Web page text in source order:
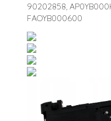
90202858,
FAOYB000600